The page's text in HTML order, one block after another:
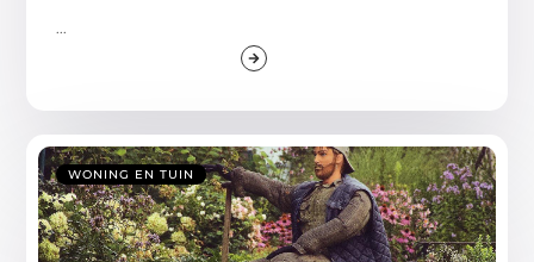
...
WONING EN TUIN